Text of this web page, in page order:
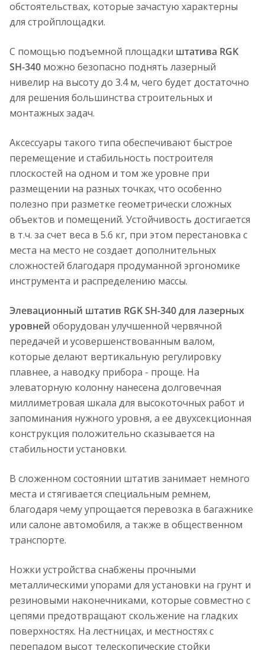
обстоятельствах, которые зачастую характерны
для стройплощадки.
С помощью подъемной площадки штатива RGK
SH-340 можно безопасно поднять лазерный
нивелир на высоту до 3.4 м, чего будет достаточно
для решения большинства строительных и
монтажных задач.
Аксессуары такого типа обеспечивают быстрое
перемещение и стабильность построителя
плоскостей на одном и том же уровне при
размещении на разных точках, что особенно
полезно при разметке геометрически сложных
объектов и помещений. Устойчивость достигается
в т.ч. за счет веса в 5.6 кг, при этом перестановка с
места на место не создает дополнительных
сложностей благодаря продуманной эргономике
инструмента и распределению массы.
Элевационный штатив RGK SH-340 для лазерных
уровней оборудован улучшенной червячной
передачей и усовершенствованным валом,
которые делают вертикальную регулировку
плавнее, а наводку прибора - проще. На
элеваторную колонну нанесена долговечная
миллиметровая шкала для высокоточных работ и
запоминания нужного уровня, а ее двухсекционная
конструкция положительно сказывается на
стабильности установки.
В сложенном состоянии штатив занимает немного
места и стягивается специальным ремнем,
благодаря чему упрощается перевозка в багажнике
или салоне автомобиля, а также в общественном
транспорте.
Ножки устройства снабжены прочными
металлическими упорами для установки на грунт и
резиновыми наконечниками, которые совместно с
цепями предотвращают скольжение на гладких
поверхностях. На лестницах, и местностях с
перепадом высот телескопические стойки